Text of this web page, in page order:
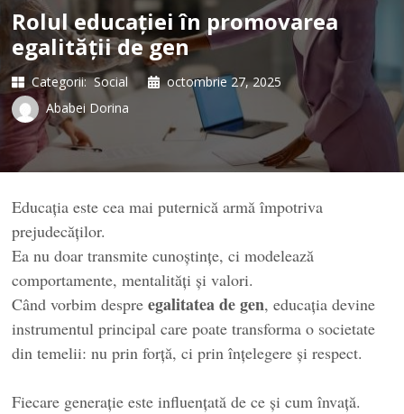
Rolul educației în promovarea
egalității de gen
Categorii: Social
octombrie 27, 2025
Ababei Dorina
Educația este cea mai puternică armă împotriva
prejudecăților.
Ea nu doar transmite cunoștințe, ci modelează
comportamente, mentalități și valori.
Când vorbim despreegalitatea de gen, educația devine
instrumentul principal care poate transforma o societate
din temelii: nu prin forță, ci prin înțelegere și respect.
Fiecare generație este influențată de ce și cum învață.